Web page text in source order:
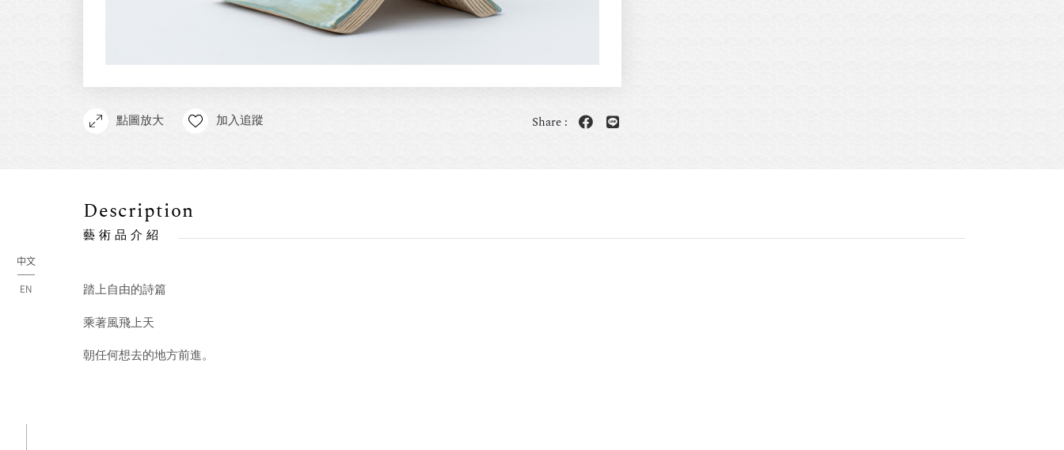
點圖放大 加入追蹤 Share :
Description
藝術品介紹
踏上自由的詩篇
乘著風飛上天
朝任何想去的地方前進。
中文
EN